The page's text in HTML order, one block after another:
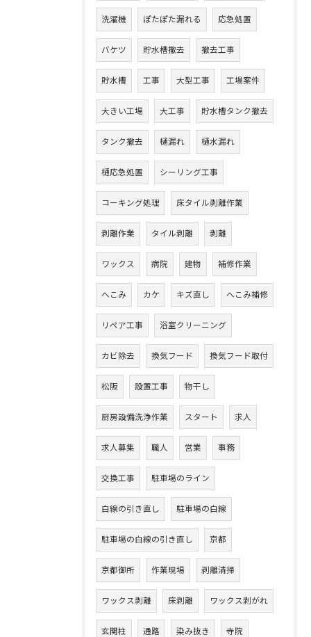
洗濯機 ぽたぽた漏れる 応急処置
バケツ 貯水槽撤去 撤去工事
貯水槽 工事 大型工事 工場案件
大きい工場 大工事 貯水槽タンク撤去
タンク撤去 樋漏れ 樋水漏れ
樋応急処置 シーリング工事
コーキング処理 床タイル剥離作業
剥離作業 タイル剥離 剥離
ワックス 病院 建物 補修作業
へこみ カケ キズ直し へこみ補修
リペア工事 浴室クリーニング
カビ除去 換気フード 換気フード取付
松阪 設置工事 物干し
厨房設備洗浄作業 スタート 求人
求人募集 職人 営業 事務
交換工事 駐車場のライン
白線の引き直し 駐車場の白線
駐車場の白線の引き直し 京都
京都御所 作業現場 剥離清掃
ワックス剥離 床剥離 ワックス剥がれ
玄関柱 通路 染み抜き 寺院